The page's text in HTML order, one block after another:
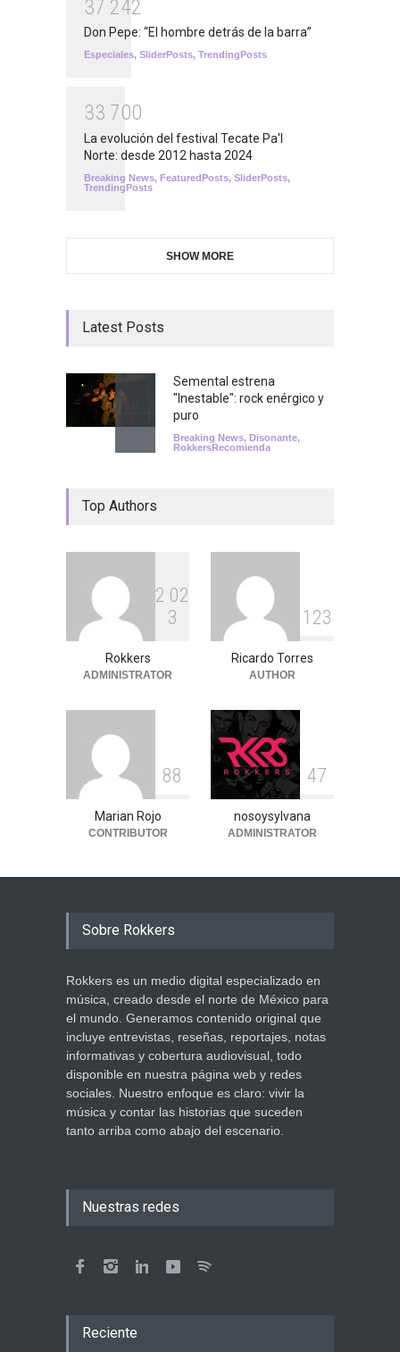
37 242
Don Pepe: “El hombre detrás de la barra”
Especiales, SliderPosts, TrendingPosts
33 700
La evolución del festival Tecate Pa'l
Norte: desde 2012 hasta 2024
Breaking News, FeaturedPosts, SliderPosts,
TrendingPosts
SHOW MORE
Latest Posts
Semental estrena
"Inestable": rock enérgico y
puro
Breaking News, Disonante,
RokkersRecomienda
Top Authors
2 02
3
Rokkers
ADMINISTRATOR
1 23
Ricardo Torres
AUTHOR
88
Marian Rojo
CONTRIBUTOR
47
nosoysylvana
ADMINISTRATOR
Sobre Rokkers
Rokkers es un medio digital especializado en
música, creado desde el norte de México para
el mundo. Generamos contenido original que
incluye entrevistas, reseñas, reportajes, notas
informativas y cobertura audiovisual, todo
disponible en nuestra página web y redes
sociales. Nuestro enfoque es claro: vivir la
música y contar las historias que suceden
tanto arriba como abajo del escenario.
Nuestras redes
Reciente